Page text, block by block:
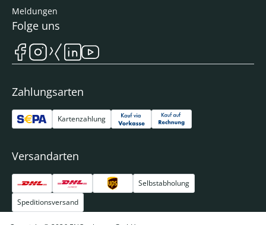
Meldungen
Zahlungsarten
Kartenzahlung
Versandarten
Selbstabholung
Speditionsversand
Folge uns